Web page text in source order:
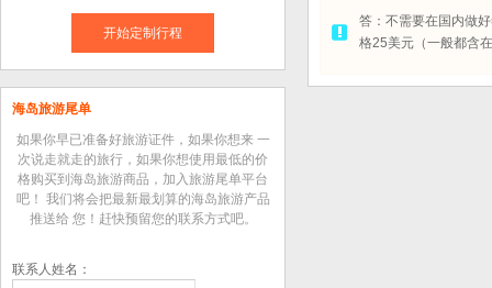
开始定制行程
海岛旅游尾单
如果你早已准备好旅游证件，如果你想来 一
次说走就走的旅行，如果你想使用最低的价
格购买到海岛旅游商品，加入旅游尾单平台
吧！ 我们将会把最新最划算的海岛旅游产品
推送给 您！赶快预留您的联系方式吧。
联系人姓名：
答：不需要在国内做
格25美元（一般都含